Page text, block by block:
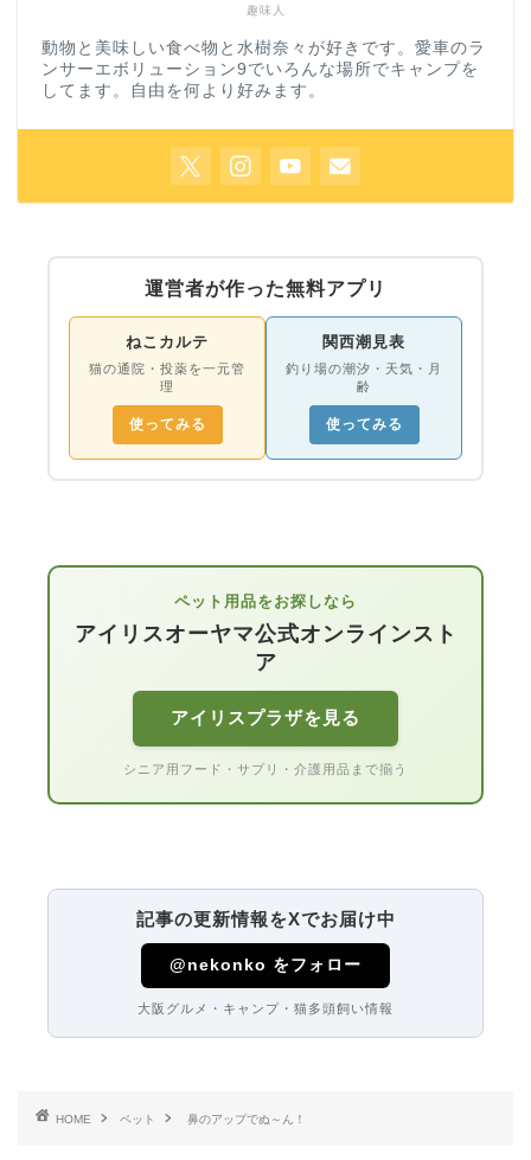
趣味人
動物と美味しい食べ物と水樹奈々が好きです。愛車のラ
ンサーエボリューション9でいろんな場所でキャンプを
してます。自由を何より好みます。
運営者が作った無料アプリ
ねこカルテ
猫の通院・投薬を一元管
理
使ってみる
関西潮見表
釣り場の潮汐・天気・月
齢
使ってみる
ペット用品をお探しなら
アイリスオーヤマ公式オンラインスト
ア
アイリスプラザを見る
シニア用フード・サプリ・介護用品まで揃う
記事の更新情報をXでお届け中
@nekonko をフォロー
大阪グルメ・キャンプ・猫多頭飼い情報
HOME ペット 鼻のアップでぬ～ん！